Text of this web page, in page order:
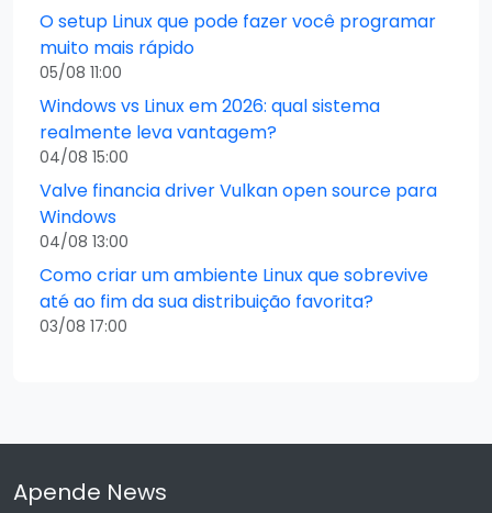
O setup Linux que pode fazer você programar
muito mais rápido
05/08 11:00
Windows vs Linux em 2026: qual sistema
realmente leva vantagem?
04/08 15:00
Valve financia driver Vulkan open source para
Windows
04/08 13:00
Como criar um ambiente Linux que sobrevive
até ao fim da sua distribuição favorita?
03/08 17:00
Apende News